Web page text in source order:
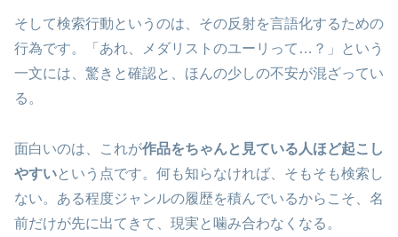
そして検索行動というのは、その反射を言語化するための
行為です。「あれ、メダリストのユーリって…？」という
一文には、驚きと確認と、ほんの少しの不安が混ざってい
る。
面白いのは、これが作品をちゃんと見ている人ほど起こし
やすいという点です。何も知らなければ、そもそも検索し
ない。ある程度ジャンルの履歴を積んでいるからこそ、名
前だけが先に出てきて、現実と噛み合わなくなる。